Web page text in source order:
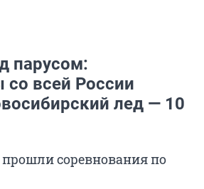
парусом:
со всей России
лед — 10
соревнования по